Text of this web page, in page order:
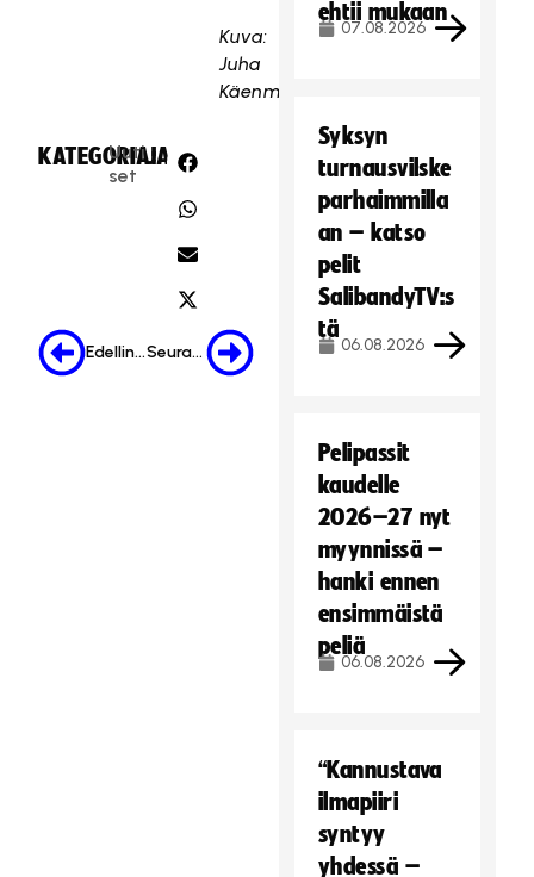
Kuva:
Juha
Käenmäki
KATEGORIA:
Uuti
set
JAA:
Edellinen Seuraava
ehtii mukaan
07.08.2026
Syksyn
turnausvilske
parhaimmilla
an – katso
pelit
SalibandyTV:s
tä
06.08.2026
Pelipassit
kaudelle
2026–27 nyt
myynnissä –
hanki ennen
ensimmäistä
peliä
06.08.2026
“Kannustava
ilmapiiri
syntyy
yhdessä –